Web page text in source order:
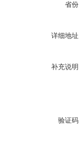
省份
详细地址
补充说明
验证码